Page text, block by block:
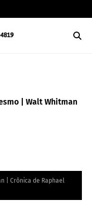
| Walt Whitman
| Crônica de Raphael